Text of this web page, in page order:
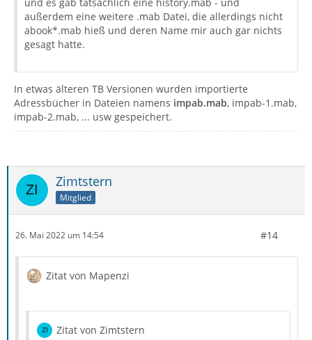
außerdem eine weitere .mab Datei, die allerdings nicht
abook*.mab hieß und deren Name mir auch gar nichts
gesagt hatte.
In etwas älteren TB Versionen wurden importierte
Adressbücher in Dateien namens impab.mab, impab-1.mab,
impab-2.mab, ... usw gespeichert.
Zimtstern
Mitglied
26. Mai 2022 um 14:54 #14
Zitat von Mapenzi
Zitat von Zimtstern